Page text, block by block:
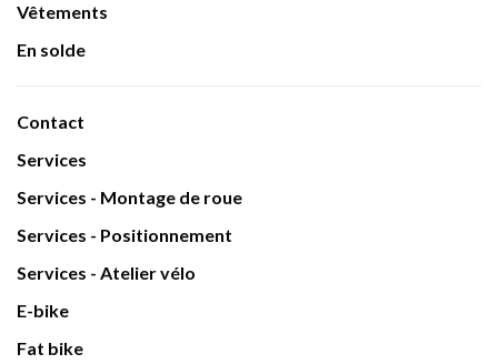
Vêtements
En solde
Contact
Services
Services - Montage de roue
Services - Positionnement
Services - Atelier vélo
E-bike
Fat bike